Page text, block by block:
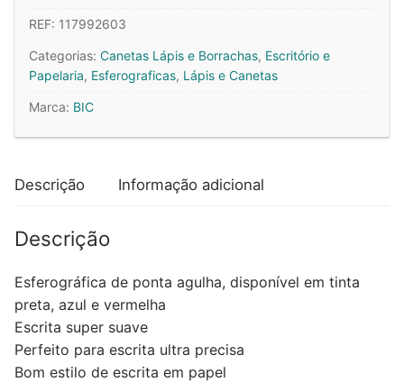
Preto
0,7mm
BIC
Exact
20un
REF: 117992603
Categorias: Canetas Lápis e Borrachas, Escritório e
Papelaria, Esferograficas, Lápis e Canetas
Marca: BIC
Descrição Informação adicional
Descrição
Esferográfica de ponta agulha, disponível em tinta
preta, azul e vermelha
Escrita super suave
Perfeito para escrita ultra precisa
Bom estilo de escrita em papel